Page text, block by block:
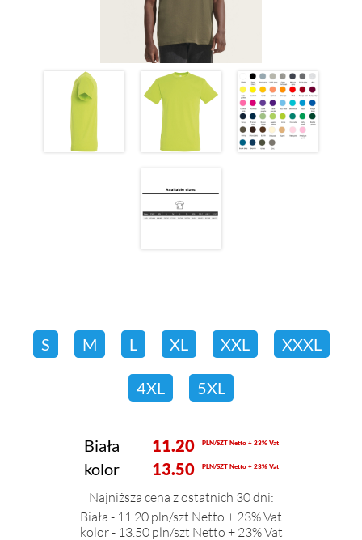
S M L XL XXL XXXL
4XL 5XL
Biała 11.20 PLN/SZT Netto + 23% Vat
kolor 13.50 PLN/SZT Netto + 23% Vat
Najniższa cena z ostatnich 30 dni:
Biała - 11.20 pln/szt Netto + 23% Vat
kolor - 13.50 pln/szt Netto + 23% Vat